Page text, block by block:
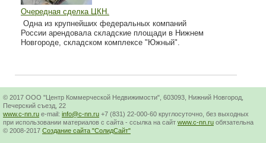
Очередная сделка ЦКН.
Одна из крупнейших федеральных компаний
России арендовала складские площади в Нижнем
Новгороде, складском комплексе "Южный".
© 2017 ООО "Центр Коммерческой Недвижимости", 603093, Нижний Новгород,
Печерский съезд, 22
www.c-nn.ru e-mail: info@c-nn.ru +7 (831) 22-000-60 круглосуточно, без выходных
при использовании материалов с сайта - ссылка на сайт www.c-nn.ru обязательна
© 2008-2017 Создание сайта "СолидСайт"